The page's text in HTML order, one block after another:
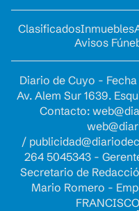
ClasificadosInmuebles
Avisos
Diario de Cuyo -
Av. Alem Sur 1639.
Contacto:
/
264 5045343 -
Secretario de
Mario Romero -